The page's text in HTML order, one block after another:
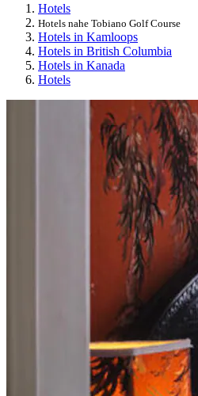
Hotels
Hotels nahe Tobiano Golf Course
Hotels in Kamloops
Hotels in British Columbia
Hotels in Kanada
Hotels